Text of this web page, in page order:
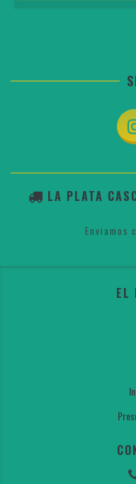
LA PLATA
Enviamos
EL